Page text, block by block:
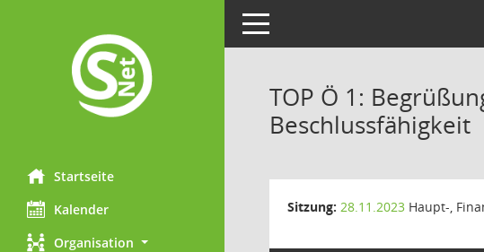
Startseite
Kalender
Organisation
Toggle navigation
TOP Ö 1:
Beschlussfähigkeit
Sitzung: 28.11.2023 Haupt-,